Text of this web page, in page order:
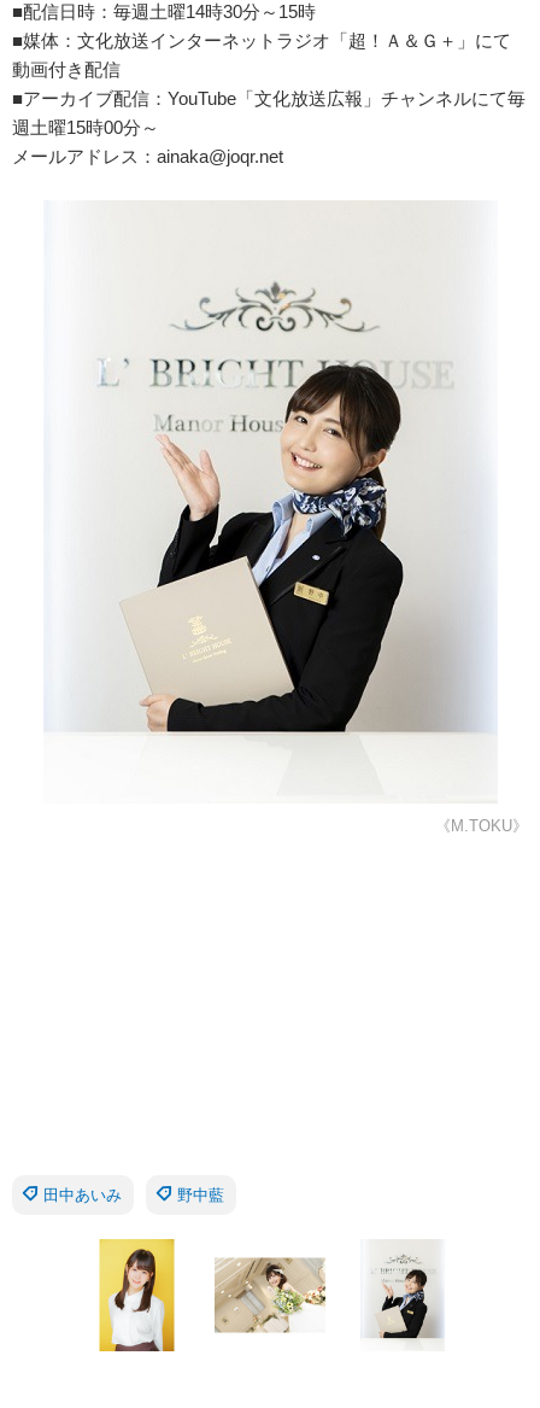
■配信日時：毎週土曜14時30分～15時
■媒体：文化放送インターネットラジオ「超！Ａ＆Ｇ＋」にて
動画付き配信
■アーカイブ配信：YouTube「文化放送広報」チャンネルにて毎
週土曜15時00分～
メールアドレス：ainaka@joqr.net
《M.TOKU》
田中あいみ 野中藍